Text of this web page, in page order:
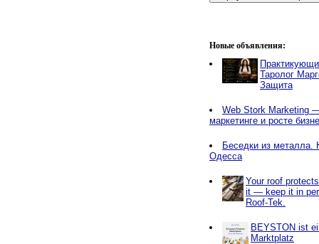
Новые объявления:
Таролог
Защита
Web Stork Marketing
маркетинге и росте
Беседки из металла.
Одесса
Your roof
it — keep it in
Roof-Tek.
BEYSTON ist
Marktplatz